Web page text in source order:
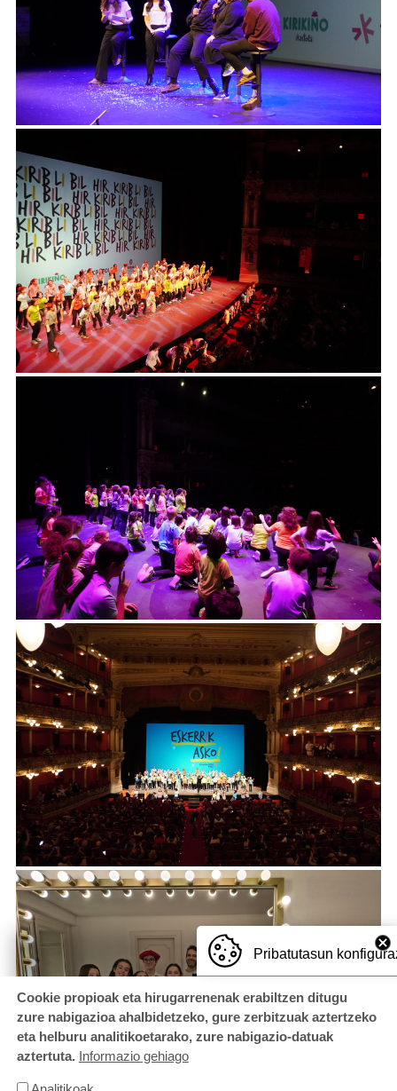
Pribatutasun
Cookie propioak eta hirugarrenenak erabiltzen ditugu
zure nabigazioa ahalbidetzeko, gure zerbitzuak aztertzeko
eta helburu analitikoetarako, zure nabigazio-datuak
aztertuta. Informazio gehiago